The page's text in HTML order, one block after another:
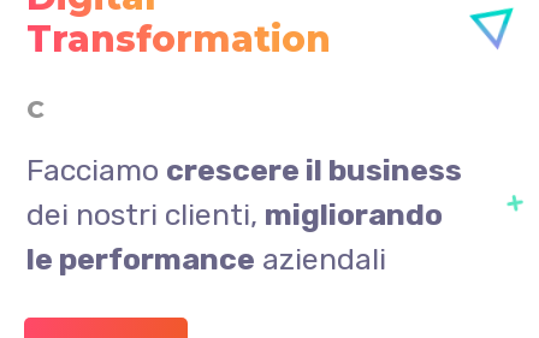
Transformation
Data Drive
Facciamo crescere il business
dei nostri clienti, migliorando
le performance aziendali